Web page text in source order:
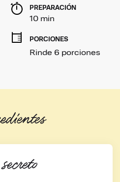
PREPARACIÓN
10 min
PORCIONES
Rinde 6 porciones